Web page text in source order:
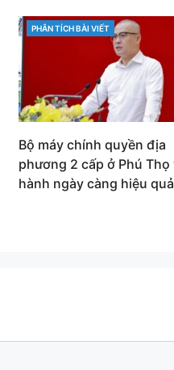
CATEGORIES
PHÂN TÍCH BÀI VIẾT
Bộ máy chính quyền địa
phương 2 cấp ở Phú Thọ
hành ngày càng hiệu quả